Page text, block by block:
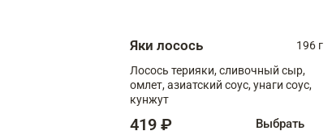
Яки лосось
196 г
Лосось терияки, сливочный сыр,
омлет, азиатский соус, унаги соус,
кунжут
419 ₽ Выбрать